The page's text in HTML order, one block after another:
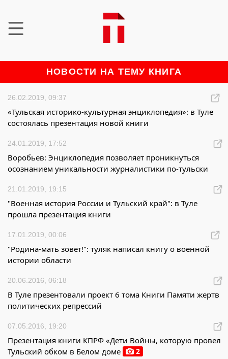
НОВОСТИ НА ТЕМУ КНИГА
26.02.2019, 09:37
«Тульская историко-культурная энциклопедия»: в Туле
состоялась презентация новой книги
24.01.2019, 17:52
Воробьев: Энциклопедия позволяет проникнуться
осознанием уникальности журналистики по-тульски
21.01.2019, 19:15
"Военная история России и Тульский край": в Туле
прошла презентация книги
17.01.2019, 00:06
"Родина-мать зовет!": туляк написал книгу о военной
истории области
20.06.2016, 06:18
В Туле презентовали проект 6 тома Книги Памяти жертв
политических репрессий
07.05.2016, 19:20
Презентация книги КПРФ «Дети Войны, которую провел
Тульский обком в Белом доме
2